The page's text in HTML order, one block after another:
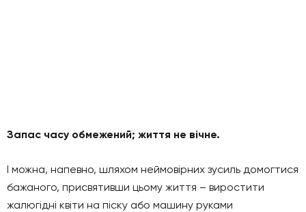
Запас часу обмежений; життя не вічне.
І можна, напевно, шляхом неймовірних зусиль домогтися
бажаного, присвятивши цьому життя – виростити
жалюгідні квіти на піску або машину руками